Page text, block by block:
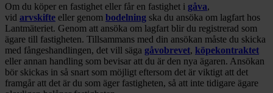
Om du köper en fastighet eller får en fastighet i gåva,
vid arvskifte eller genom bodelning ska du ansöka om lagfart hos
Lantmäteriet. Genom att ansöka om lagfart blir du registrerad som
ägare till fastigheten. Tillsammans med din ansökan måste du skicka
med fångeshandlingen, det vill säga gåvobrevet, köpekontraktet
eller annan handling som bevisar att du är den nya ägaren. Ansökan
bör skickas in så snart som möjligt eftersom det är viktigt att det
framgår att det är du som äger fastigheten, så att inte tidigare ägare